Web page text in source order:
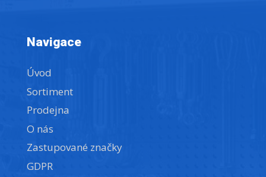
Navigace
Úvod
Sortiment
Prodejna
O nás
Zastupované značky
GDPR